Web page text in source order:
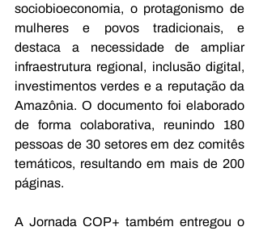
sociobioeconomia, o protagonismo de
mulheres e povos tradicionais, e
destaca a necessidade de ampliar
infraestrutura regional, inclusão digital,
investimentos verdes e a reputação da
Amazônia. O documento foi elaborado
de forma colaborativa, reunindo 180
pessoas de 30 setores em dez comitês
temáticos, resultando em mais de 200
páginas.
A Jornada COP+ também entregou o